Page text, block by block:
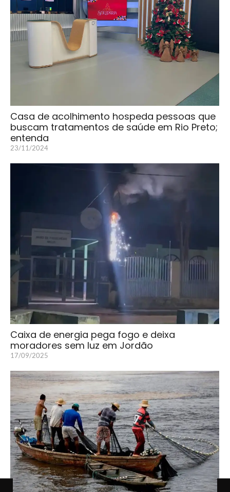
Casa de acolhimento hospeda pessoas que
buscam tratamentos de saúde em Rio Preto;
entenda
23/11/2024
Caixa de energia pega fogo e deixa
moradores sem luz em Jordão
17/09/2025